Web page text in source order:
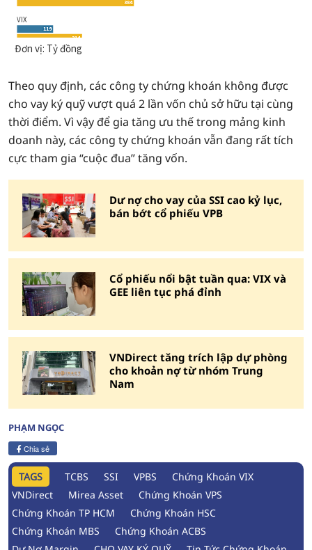
Theo quy định, các công ty chứng khoán không được
cho vay ký quỹ vượt quá 2 lần vốn chủ sở hữu tại cùng
thời điểm. Vì vậy để gia tăng ưu thế trong mảng kinh
doanh này, các công ty chứng khoán vẫn đang rất tích
cực tham gia “cuộc đua” tăng vốn.
Dư nợ cho vay của SSI cao kỷ lục,
bán bớt cổ phiếu VPB
Cổ phiếu nổi bật tuần qua: VIX và
GEE liên tục phá đỉnh
VNDirect tăng trích lập dự phòng
cho khoản nợ từ nhóm Trung
Nam
PHẠM NGỌC
Chia sẻ
TAGS TCBS SSI VPBS
Chứng Khoán VIX
VNDirect
Mirea Asset
Chứng Khoán VPS
Chứng Khoán TP HCM
Chứng Khoán HSC
Chứng Khoán MBS
Chứng Khoán ACBS